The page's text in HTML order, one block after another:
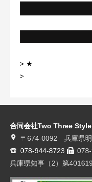
★
合同会社Two Three Style
〒674-0092 兵庫県明
078-944-8723
兵庫県知事（2）第